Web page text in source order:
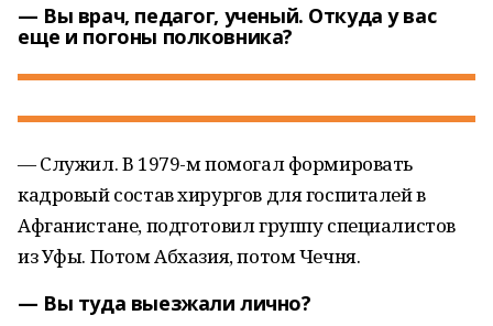
— Вы врач, педагог, ученый. Откуда у вас
еще и погоны полковника?
— Служил. В 1979-м помогал формировать
кадровый состав хирургов для госпиталей в
Афганистане, подготовил группу специалистов
из Уфы. Потом Абхазия, потом Чечня.
— Вы туда выезжали лично?